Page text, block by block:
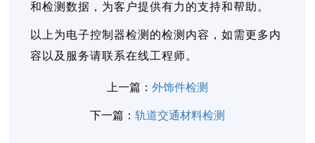
和检测数据，为客户提供有力的支持和帮助。
以上为电子控制器检测的检测内容，如需更多内
容以及服务请联系在线工程师。
上一篇： 外饰件检测
下一篇： 轨道交通材料检测